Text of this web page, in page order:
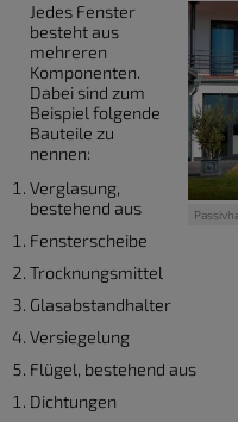
Jedes Fenster
besteht aus
mehreren
Komponenten.
Dabei sind zum
Beispiel folgende
Bauteile zu
nennen:
Verglasung,
bestehend aus
Fensterscheibe
Trocknungsmittel
Glasabstandhalter
Versiegelung
Flügel, bestehend aus
Dichtungen